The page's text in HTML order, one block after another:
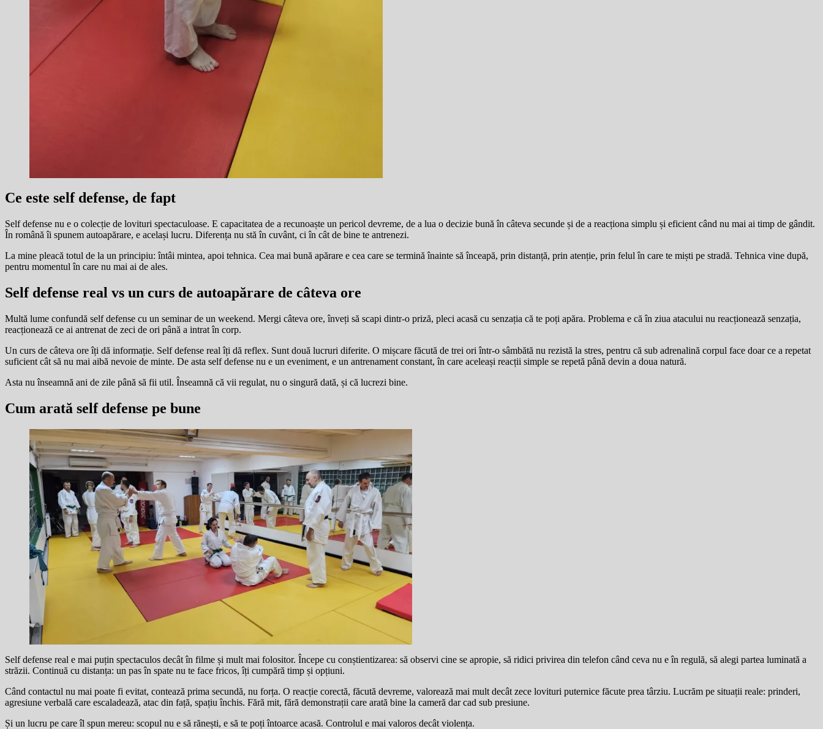
Ce este self defense, de fapt
Self defense nu e o colecție de lovituri spectaculoase. E capacitatea de a recunoaște un pericol devreme, de a lua o decizie bună în câteva secunde și de a reacționa simplu și eficient când nu mai ai timp de gândit.
În română îi spunem autoapărare, e același lucru. Diferența nu stă în cuvânt, ci în cât de bine te antrenezi.
La mine pleacă totul de la un principiu: întâi mintea, apoi tehnica. Cea mai bună apărare e cea care se termină înainte să înceapă, prin distanță, prin atenție, prin felul în care te miști pe stradă. Tehnica vine după,
pentru momentul în care nu mai ai de ales.
Self defense real vs un curs de autoapărare de câteva ore
Multă lume confundă self defense cu un seminar de un weekend. Mergi câteva ore, înveți să scapi dintr-o priză, pleci acasă cu senzația că te poți apăra. Problema e că în ziua atacului nu reacționează senzația,
reacționează ce ai antrenat de zeci de ori până a intrat în corp.
Un curs de câteva ore îți dă informație. Self defense real îți dă reflex. Sunt două lucruri diferite. O mișcare făcută de trei ori într-o sâmbătă nu rezistă la stres, pentru că sub adrenalină corpul face doar ce a repetat
suficient cât să nu mai aibă nevoie de minte. De asta self defense nu e un eveniment, e un antrenament constant, în care aceleași reacții simple se repetă până devin a doua natură.
Asta nu înseamnă ani de zile până să fii util. Înseamnă că vii regulat, nu o singură dată, și că lucrezi bine.
Cum arată self defense pe bune
Self defense real e mai puțin spectaculos decât în filme și mult mai folositor. Începe cu conștientizarea: să observi cine se apropie, să ridici privirea din telefon când ceva nu e în regulă, să alegi partea luminată a
străzii. Continuă cu distanța: un pas în spate nu te face fricos, îți cumpără timp și opțiuni.
Când contactul nu mai poate fi evitat, contează prima secundă, nu forța. O reacție corectă, făcută devreme, valorează mai mult decât zece lovituri puternice făcute prea târziu. Lucrăm pe situații reale: prinderi,
agresiune verbală care escaladează, atac din față, spațiu închis. Fără mit, fără demonstrații care arată bine la cameră dar cad sub presiune.
Și un lucru pe care îl spun mereu: scopul nu e să rănești, e să te poți întoarce acasă. Controlul e mai valoros decât violența.